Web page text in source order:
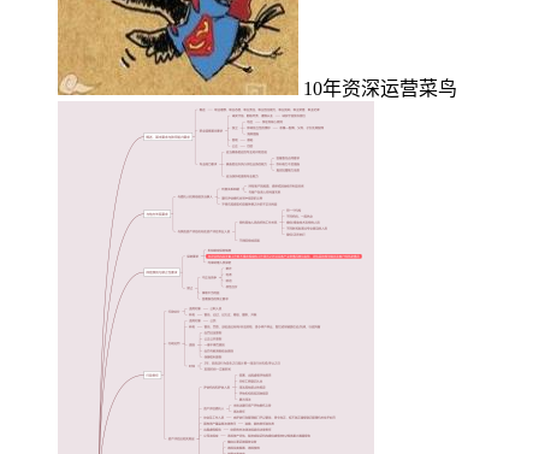
10年资深运营菜鸟